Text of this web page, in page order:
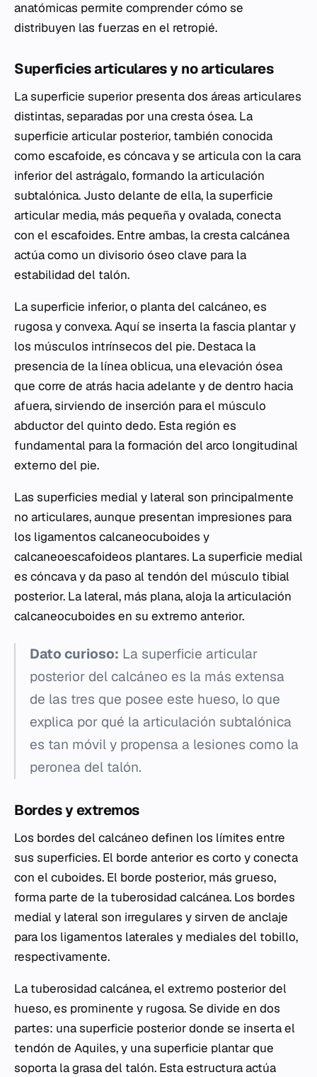
anatómicas permite comprender cómo se
distribuyen las fuerzas en el retropié.
Superficies articulares y no articulares
La superficie superior presenta dos áreas articulares
distintas, separadas por una cresta ósea. La
superficie articular posterior, también conocida
como escafoide, es cóncava y se articula con la cara
inferior del astrágalo, formando la articulación
subtalónica. Justo delante de ella, la superficie
articular media, más pequeña y ovalada, conecta
con el escafoides. Entre ambas, la cresta calcánea
actúa como un divisorio óseo clave para la
estabilidad del talón.
La superficie inferior, o planta del calcáneo, es
rugosa y convexa. Aquí se inserta la fascia plantar y
los músculos intrínsecos del pie. Destaca la
presencia de la línea oblicua, una elevación ósea
que corre de atrás hacia adelante y de dentro hacia
afuera, sirviendo de inserción para el músculo
abductor del quinto dedo. Esta región es
fundamental para la formación del arco longitudinal
externo del pie.
Las superficies medial y lateral son principalmente
no articulares, aunque presentan impresiones para
los ligamentos calcaneocuboides y
calcaneoescafoideos plantares. La superficie medial
es cóncava y da paso al tendón del músculo tibial
posterior. La lateral, más plana, aloja la articulación
calcaneocuboides en su extremo anterior.
Dato curioso: La superficie articular
posterior del calcáneo es la más extensa
de las tres que posee este hueso, lo que
explica por qué la articulación subtalónica
es tan móvil y propensa a lesiones como la
peronea del talón.
Bordes y extremos
Los bordes del calcáneo definen los límites entre
sus superficies. El borde anterior es corto y conecta
con el cuboides. El borde posterior, más grueso,
forma parte de la tuberosidad calcánea. Los bordes
medial y lateral son irregulares y sirven de anclaje
para los ligamentos laterales y mediales del tobillo,
respectivamente.
La tuberosidad calcánea, el extremo posterior del
hueso, es prominente y rugosa. Se divide en dos
partes: una superficie posterior donde se inserta el
tendón de Aquiles, y una superficie plantar que
soporta la grasa del talón. Esta estructura actúa